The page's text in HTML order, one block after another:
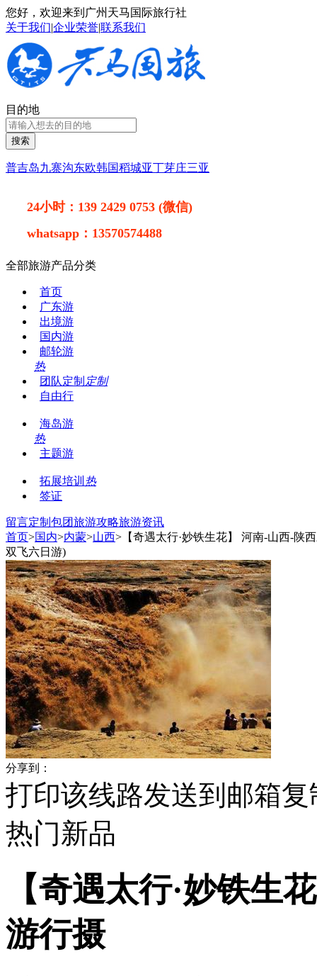
您好，欢迎来到广州天马国际旅行社
关于我们|企业荣誉|联系我们
目的地
搜索
普吉岛九寨沟东欧韩国稻城亚丁芽庄三亚
24小时： 139 2429 0753 (微信)
whatsapp： 13570574488
全部旅游产品分类
首页
广东游
出境游
国内游
邮轮游
热
团队定制 定制
自由行
海岛游
热
主题游
拓展培训 热
签证
留言定制包团旅游攻略旅游资讯
首页>国内>内蒙>山西>【奇遇太行·妙铁生花】 河南-山西-陕
双飞六日游)
分享到：
打印该线路发送到邮箱复
热门新品
【奇遇太行·妙铁生
游行摄